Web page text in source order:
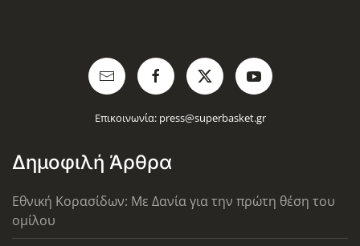
Επικοινωνία: press@superbasket.gr
Δημοφιλή Άρθρα
Εθνική Κορασίδων: Με Δανία για την πρώτη θέση του
ομίλου